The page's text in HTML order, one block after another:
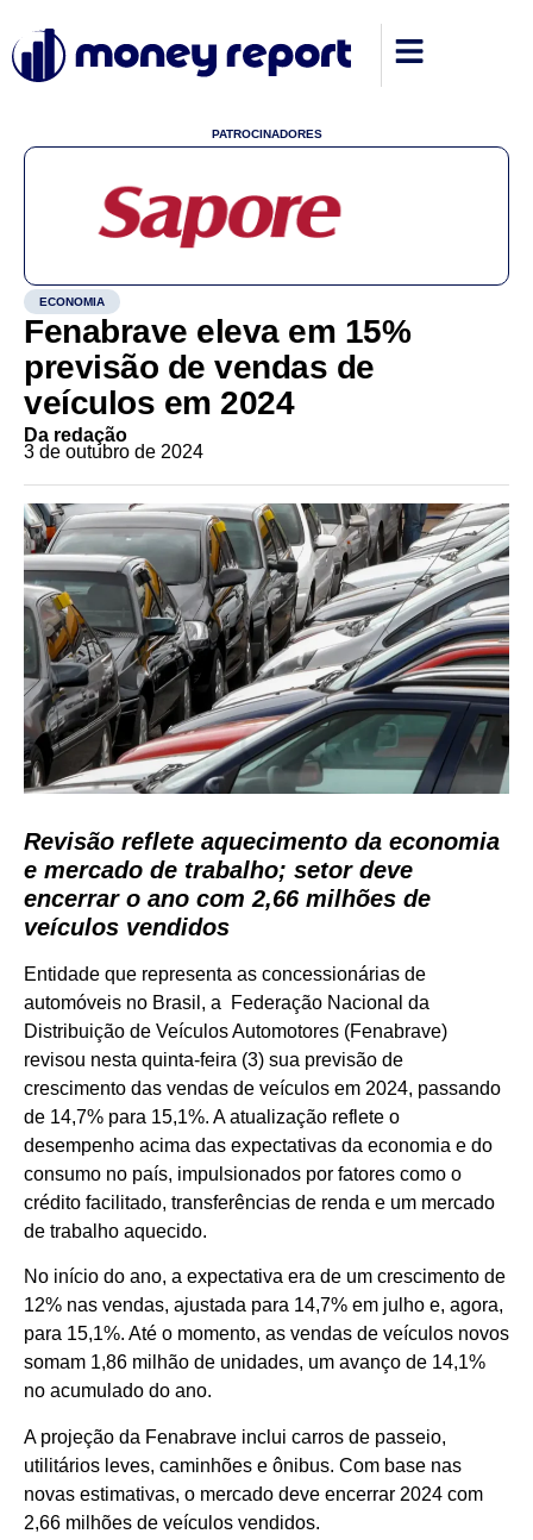
PATROCINADORES
ECONOMIA
Fenabrave eleva em 15%
previsão de vendas de
veículos em 2024
Da redação
3 de outubro de 2024
Revisão reflete aquecimento da economia
e mercado de trabalho; setor deve
encerrar o ano com 2,66 milhões de
veículos vendidos
Entidade que representa as concessionárias de
automóveis no Brasil, a Federação Nacional da
Distribuição de Veículos Automotores (Fenabrave)
revisou nesta quinta-feira (3) sua previsão de
crescimento das vendas de veículos em 2024, passando
de 14,7% para 15,1%. A atualização reflete o
desempenho acima das expectativas da economia e do
consumo no país, impulsionados por fatores como o
crédito facilitado, transferências de renda e um mercado
de trabalho aquecido.
No início do ano, a expectativa era de um crescimento de
12% nas vendas, ajustada para 14,7% em julho e, agora,
para 15,1%. Até o momento, as vendas de veículos novos
somam 1,86 milhão de unidades, um avanço de 14,1%
no acumulado do ano.
A projeção da Fenabrave inclui carros de passeio,
utilitários leves, caminhões e ônibus. Com base nas
novas estimativas, o mercado deve encerrar 2024 com
2,66 milhões de veículos vendidos.